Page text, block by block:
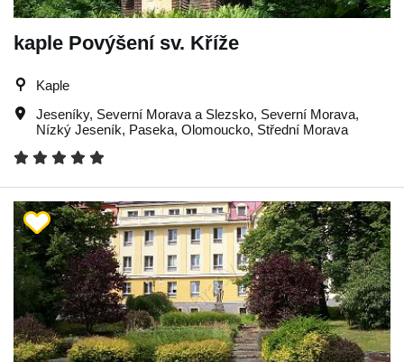
kaple Povýšení sv. Kříže
Kaple
Jeseníky, Severní Morava a Slezsko, Severní Morava,
Nízký Jeseník, Paseka, Olomoucko, Střední Morava